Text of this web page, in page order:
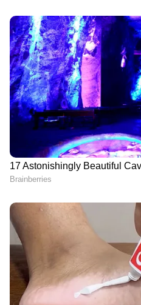
വ്യായാമങ്ങൾ
ശരിയായ വ്യായാമം
ഭാരം കൂടാനും കരൾ
ഉണ്ടാവാനും
വ്യായാമം ചെയ്യുന്നത്